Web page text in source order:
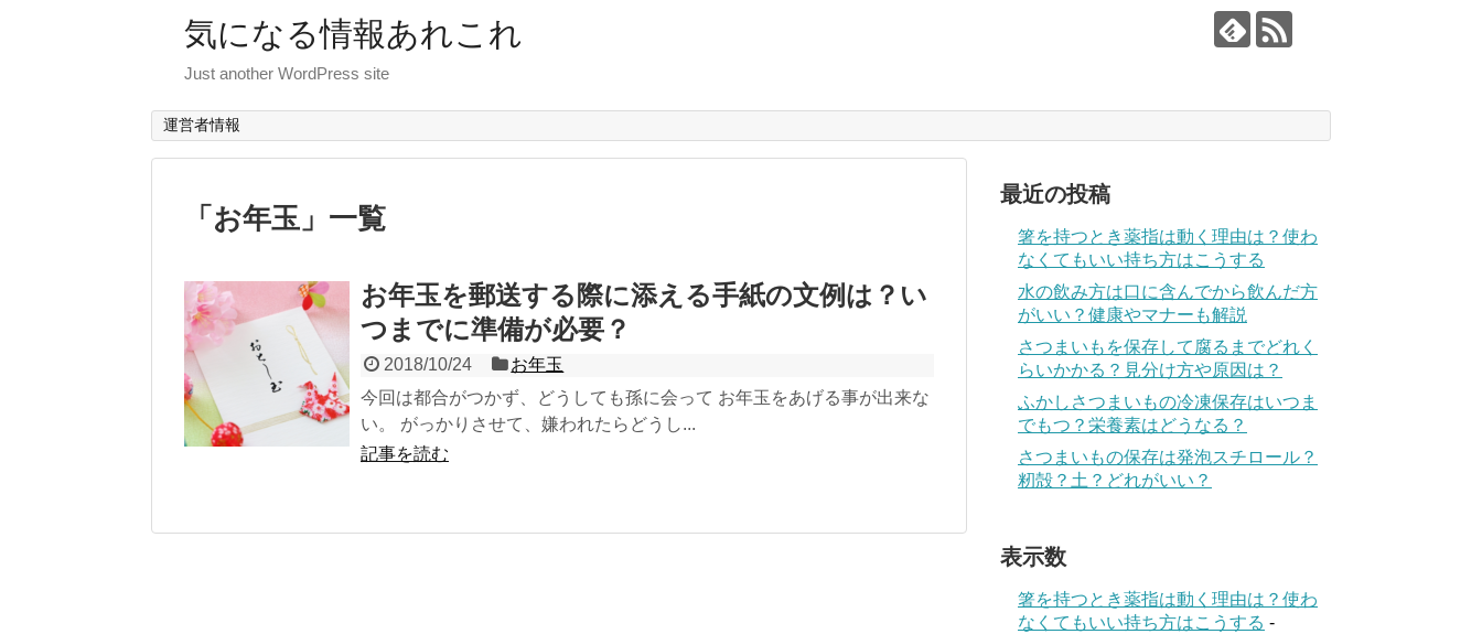
気になる情報あれこれ
Just another WordPress site
運営者情報
「 お年玉 」 一覧
お年玉を郵送する際に添える手紙の文例は？い
つまでに準備が必要？
2018/10/24
お年玉
今回は都合がつかず、どうしても孫に会って お年玉をあげる事が出来な
い。 がっかりさせて、嫌われたらどうし...
記事を読む
最近の投稿
箸を持つとき薬指は動く理由は？使わ
なくてもいい持ち方はこうする
水の飲み方は口に含んでから飲んだ方
がいい？健康やマナーも解説
さつまいもを保存して腐るまでどれく
らいかかる？見分け方や原因は？
ふかしさつまいもの冷凍保存はいつま
でもつ？栄養素はどうなる？
さつまいもの保存は発泡スチロール？
籾殻？土？どれがいい？
表示数
箸を持つとき薬指は動く理由は？使わ
なくてもいい持ち方はこうする -